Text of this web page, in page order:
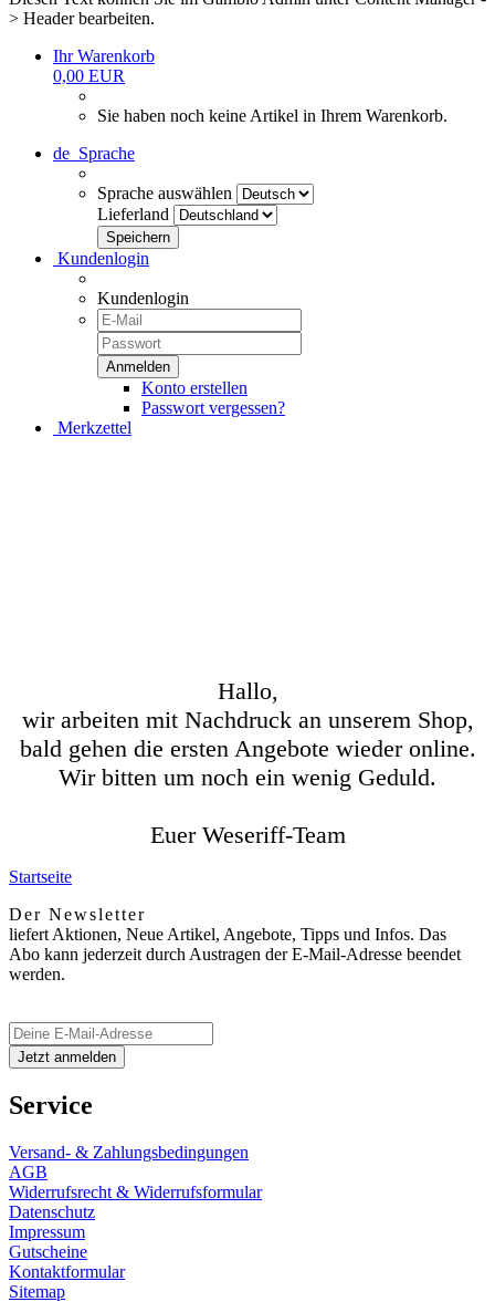
> Header bearbeiten.
Ihr Warenkorb
0,00 EUR
Sie haben noch keine Artikel in Ihrem Warenkorb.
de Sprache
Sprache auswählen
Lieferland
Kundenlogin
Kundenlogin
Konto erstellen
Passwort vergessen?
Merkzettel
Hallo,
wir arbeiten mit Nachdruck an unserem Shop,
bald gehen die ersten Angebote wieder online.
Wir bitten um noch ein wenig Geduld.
Euer Weseriff-Team
Startseite
Der Newsletter
liefert Aktionen, Neue Artikel, Angebote, Tipps und Infos. Das
Abo kann jederzeit durch Austragen der E-Mail-Adresse beendet
werden.
Service
Versand- & Zahlungsbedingungen
AGB
Widerrufsrecht & Widerrufsformular
Datenschutz
Impressum
Gutscheine
Kontaktformular
Sitemap